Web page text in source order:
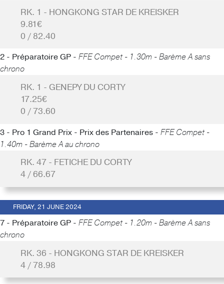
RK. 1 - HONGKONG STAR DE KREISKER
9.81€
0 / 82.40
2 - Préparatoire GP - FFE Compet - 1.30m - Barème A sans
chrono
RK. 1 - GENEPY DU CORTY
17.25€
0 / 73.60
3 - Pro 1 Grand Prix - Prix des Partenaires - FFE Compet -
1.40m - Barème A au chrono
RK. 47 - FETICHE DU CORTY
4 / 66.67
FRIDAY, 21 JUNE 2024
7 - Préparatoire GP - FFE Compet - 1.20m - Barème A sans
chrono
RK. 36 - HONGKONG STAR DE KREISKER
4 / 78.98